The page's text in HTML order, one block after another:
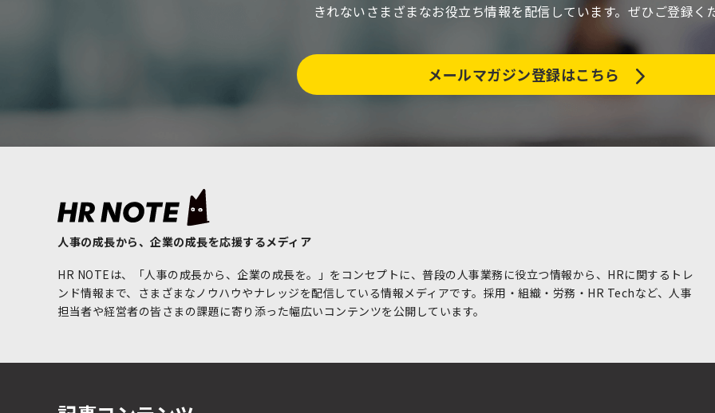
きれないさまざまなお役立ち情報を配信しています。ぜひご登録く
メールマガジン登録はこちら
人事の成長から、企業の成長を応援するメディア
HR NOTEは、「人事の成長から、企業の成長を。」をコンセプトに、普段の人事業務に役立つ情報から、HRに関するトレ
ンド情報まで、さまざまなノウハウやナレッジを配信している情報メディアです。採用・組織・労務・HR Techなど、人事
担当者や経営者の皆さまの課題に寄り添った幅広いコンテンツを公開しています。